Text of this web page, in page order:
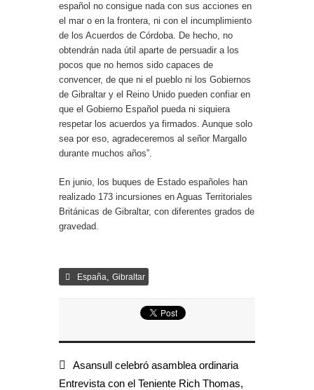
español no consigue nada con sus acciones en
el mar o en la frontera, ni con el incumplimiento
de los Acuerdos de Córdoba. De hecho, no
obtendrán nada útil aparte de persuadir a los
pocos que no hemos sido capaces de
convencer, de que ni el pueblo ni los Gobiernos
de Gibraltar y el Reino Unido pueden confiar en
que el Gobierno Español pueda ni siquiera
respetar los acuerdos ya firmados. Aunque solo
sea por eso, agradeceremos al señor Margallo
durante muchos años”.
En junio, los buques de Estado españoles han
realizado 173 incursiones en Aguas Territoriales
Británicas de Gibraltar, con diferentes grados de
gravedad.
España, Gibraltar
Asansull celebró asamblea ordinaria
Entrevista con el Teniente Rich Thomas,